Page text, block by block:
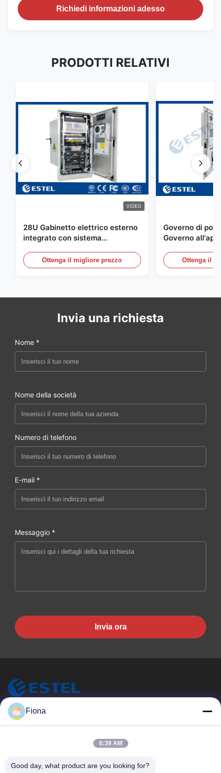
Richiedi informazioni adesso
PRODOTTI RELATIVI
VIDEO
28U Gabinetto elettrico esterno
integrato con sistema
Ottenga il migliore prezzo
Governo di
Governo
sensore
della porta
Ottenga il
Invia una richiesta
Nome *
Nome della società
Numero di telefono
E-mail *
Messaggio *
Invia ora
ESTEL (GUANGDONG) TECHNOLOGY CO., LTD.
Casa. Nuovo
Fiona
6:39 AM
Good day, what product are you looking for?